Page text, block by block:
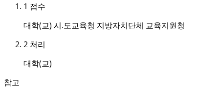
1 접수
대학(교) 시.도교육청 지방자치단체 교육지원청
2 처리
대학(교)
참고